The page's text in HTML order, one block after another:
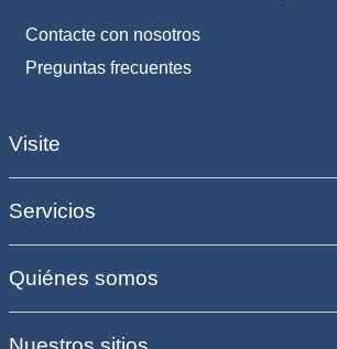
Contacte con nosotros
Preguntas frecuentes
Visite
Servicios
Quiénes somos